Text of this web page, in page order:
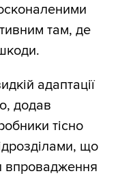
там, де
адаптації
додав
тісно
що
впровадження